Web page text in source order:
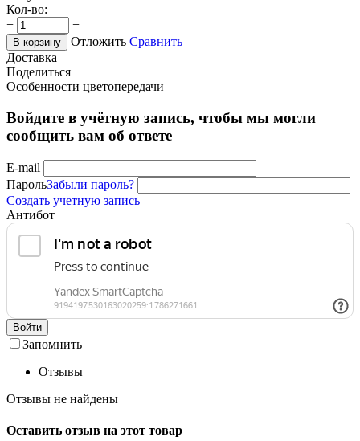
Кол-во:
+
−
В корзину Отложить Сравнить
Доставка
Поделиться
Особенности цветопередачи
Войдите в учётную запись, чтобы мы могли
сообщить вам об ответе
E-mail
ПарольЗабыли пароль?
Создать учетную запись
Антибот
Войти
Запомнить
Отзывы
Отзывы не найдены
Оставить отзыв на этот товар